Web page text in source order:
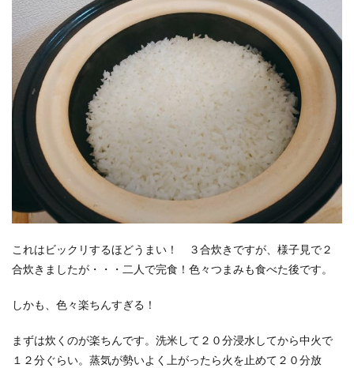
これはビックリするほどうまい！ ３合炊きですが、様子見で２
合炊きましたが・・・二人で完食！色々つまみも食べた後です。
しかも、色々楽ちんすぎる！
まずは炊くのが楽ちんです。洗米して２０分浸水してから中火で
１２分ぐらい。蒸気が勢いよく上がったら火を止めて２０分放